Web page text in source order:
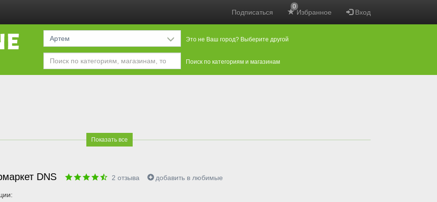
Подписаться Избранное
0
Вход
Артем Это не Ваш город? Выберите другой
Поиск по категориям и магазинам
Показать все
DNS 2 отзыва добавить в любимые